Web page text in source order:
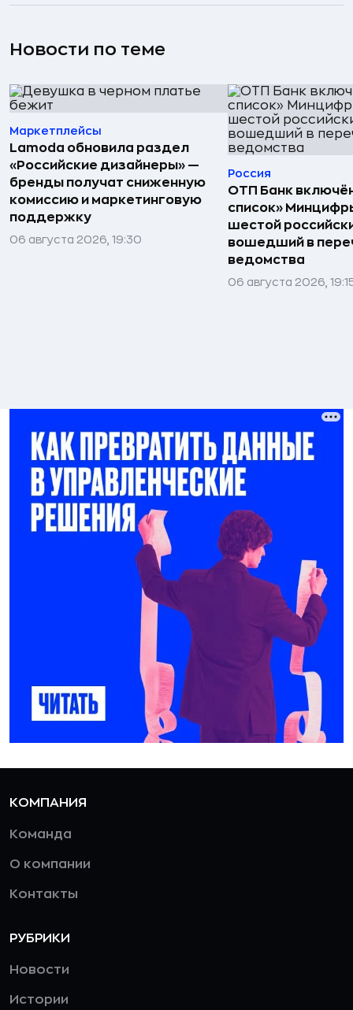
Новости по теме
Маркетплейсы
Lamoda обновила раздел
«Российские дизайнеры» —
бренды получат сниженную
комиссию и маркетинговую
поддержку
06 августа 2026, 19:30
Россия
ОТП Банк
список»
шестой
вошедший в
ведомства
06 августа 2026,
КОМПАНИЯ
Команда
О компании
Контакты
РУБРИКИ
Новости
Истории